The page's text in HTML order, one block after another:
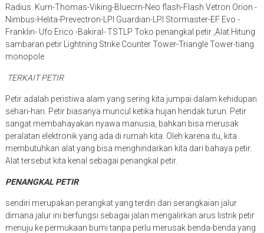
Radius. Kurn-Thomas-Viking-Bluecrn-Neo flash-Flash Vetron Orion -
Nimbus-Helita-Prevectron-LPI Guardian-LPI Stormaster-EF Evo -
Franklin- Ufo Erico -Bakiral- TSTLP Toko penangkal petir ,Alat Hitung
sambaran petir Lightning Strike Counter Tower-Triangle Tower-tiang
monopole
TERKAIT PETIR
Petir adalah peristiwa alam yang sering kita jumpai dalam kehidupan
sehari-hari. Petir biasanya muncul ketika hujan hendak turun. Petir
sangat membahayakan nyawa manusia, bahkan bisa merusak
peralatan elektronik yang ada di rumah kita. Oleh karena itu, kita
membutuhkan alat yang bisa menghindarkan kita dari bahaya petir.
Alat tersebut kita kenal sebagai penangkal petir.
PENANGKAL PETIR
sendiri merupakan perangkat yang terdiri dari serangkaian jalur
dimana jalur ini berfungsi sebagai jalan mengalirkan arus listrik petir
menuju ke permukaan bumi tanpa perlu merusak benda-benda yang